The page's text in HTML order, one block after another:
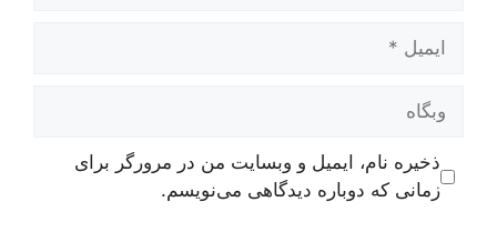
ایمیل
وبگاه
ذخیره نام، ایمیل و وبسایت من در مرورگر برای
زمانی که دوباره دیدگاهی می‌نویسم.